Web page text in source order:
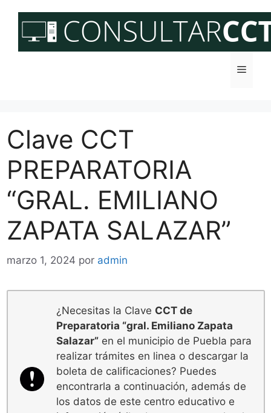
contenido
Menú
Clave CCT
PREPARATORIA
“GRAL. EMILIANO
ZAPATA SALAZAR”
marzo 1, 2024 por admin
¿Necesitas la Clave CCT de
Preparatoria “gral. Emiliano Zapata
Salazar” en el municipio de Puebla para
realizar trámites en linea o descargar la
boleta de calificaciones? Puedes
encontrarla a continuación, además de
los datos de este centro educativo e